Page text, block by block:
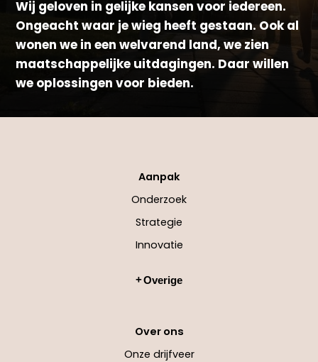
Wij geloven in gelijke kansen voor iedereen.
Ongeacht waar je wieg heeft gestaan. Ook al
wonen we in een welvarend land, we zien
maatschappelijke uitdagingen. Daar willen
we oplossingen voor bieden.
Aanpak
Onderzoek
Strategie
Innovatie
Overige
Over ons
Onze drijfveer